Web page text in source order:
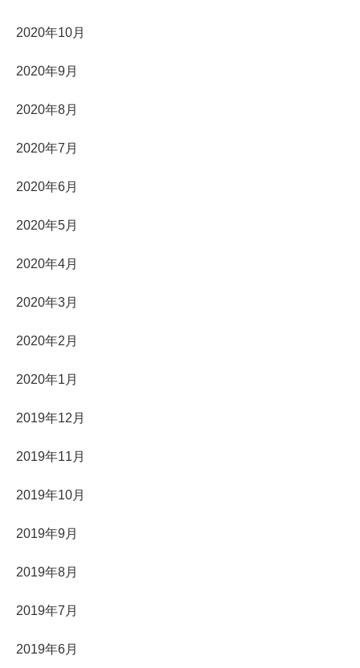
2020年10月
2020年9月
2020年8月
2020年7月
2020年6月
2020年5月
2020年4月
2020年3月
2020年2月
2020年1月
2019年12月
2019年11月
2019年10月
2019年9月
2019年8月
2019年7月
2019年6月